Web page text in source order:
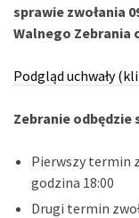
sprawie zwołania
Walnego Zebrania
Podgląd uchwały
Zebranie odbędzie
Pierwszy termin
godzina 18:00
Drugi termin